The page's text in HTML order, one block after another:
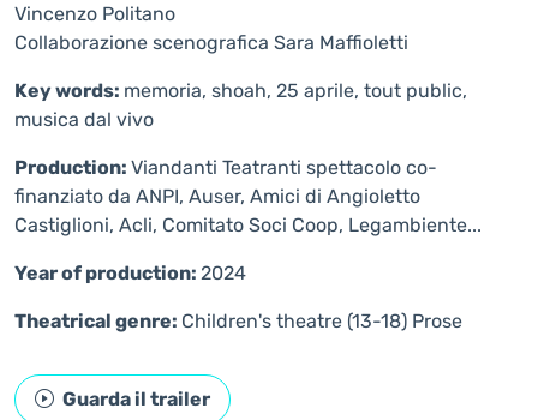
Vincenzo Politano
Collaborazione scenografica Sara Maffioletti
Key words: memoria, shoah, 25 aprile, tout public,
musica dal vivo
Production: Viandanti Teatranti spettacolo co-
finanziato da ANPI, Auser, Amici di Angioletto
Castiglioni, Acli, Comitato Soci Coop, Legambiente...
Year of production: 2024
Theatrical genre: Children's theatre (13-18) Prose
Guarda il trailer